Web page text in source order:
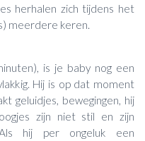
herhalen zich tijdens het
meerdere keren.
is je baby nog een
Hij is op dat moment
geluidjes, bewegingen, hij
zijn niet stil en zijn
hij per ongeluk een